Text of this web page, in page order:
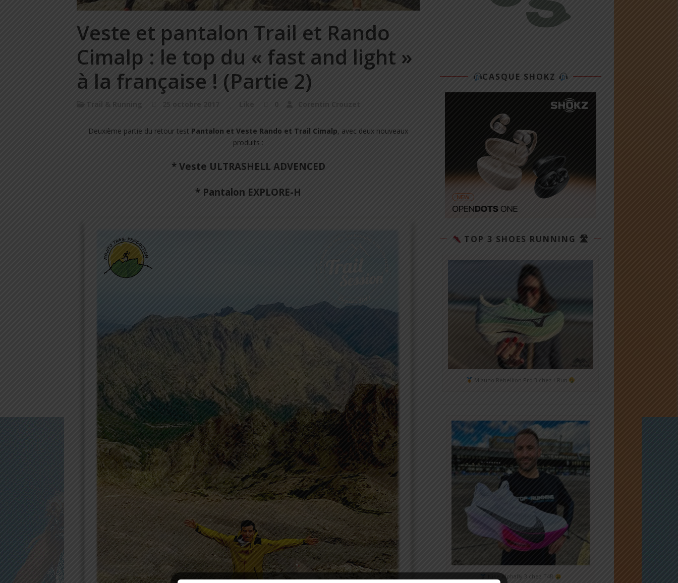
Veste et pantalon Trail et Rando
Cimalp : le top du « fast and light »
à la française ! (Partie 2)
Trail & Running 25 octobre 2017 Like 0 Corentin Crouzet
Deuxième partie du retour test Pantalon et Veste Rando et Trail Cimalp, avec deux nouveaux
produits :
* Veste ULTRASHELL ADVENCED
* Pantalon EXPLORE-H
CASQUE SHOKZ
TOP 3 SHOES RUNNING 🛣
Mizuno Rebellion Pro 3 chez i-Run
Nike Alphafly 3 chez T4R